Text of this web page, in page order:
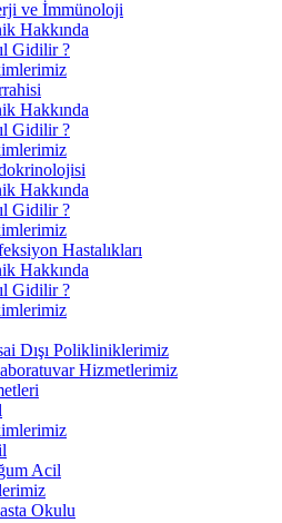
ve İmmünoloji
Hakkında
Gidilir ?
Hakkında
Gidilir ?
Hakkında
Gidilir ?
Hastalıkları
Hakkında
Gidilir ?
Dışı Polikliniklerimiz
Hizmetlerimiz
Acil
Okulu